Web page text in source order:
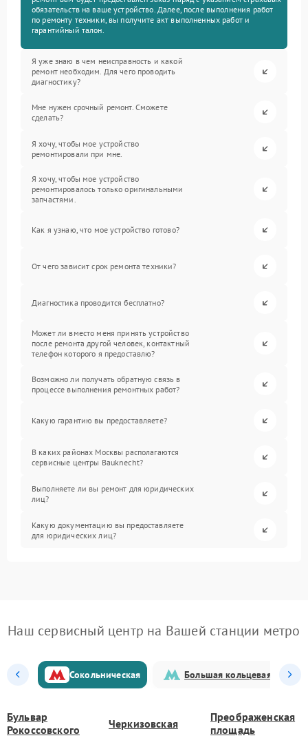
обязательств на ваше устройство. Далее, после выполнения работ
по ремонту техники, вы получите акт выполненных работ и
гарантийный талон.
Я уже знаю в чем неисправность и какой
ремонт необходим. Для чего проводить
диагностику?
Мне нужен срочный ремонт. Сможете
сделать?
Я хочу, чтобы мое устройство
ремонтировали при мне.
Я хочу, чтобы мое устройство
ремонтировалось только оригинальными
запчастями.
Как я узнаю, что мое устройство готово?
От чего зависит срок ремонта техники?
Диагностика проводится бесплатно?
Может ли вместо меня принять устройство
после ремонта другой человек, контактный
телефон которого я предоставлю?
Возможно ли получать обратную связь в
процессе выполнения ремонтных работ?
Какую гарантию вы предоставляете?
В каких районах Москвы располагаются
сервисные центры Bauknecht?
Выполняете ли вы ремонт для юридических
лиц?
Какую документацию вы предоставляете
для юридических лиц?
Наш сервисный центр на Вашей станции метро
Сокольническая Большая кольцевая
Бульвар
Рокоссовского
Черкизовская
Преображенская
площадь